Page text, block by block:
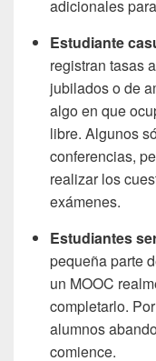
adicionales
Estudiante
registran tasas
jubilados o de
algo en que
libre. Algunos
conferencias,
realizar los
exámenes.
Estudiantes
pequeña parte
un MOOC
completarlo.
alumnos
comience.